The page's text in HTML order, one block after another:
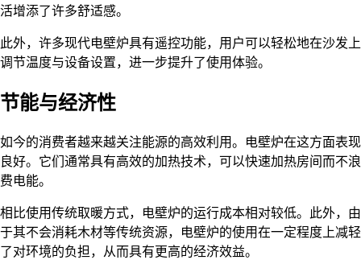
活增添了许多舒适感。
此外，许多现代电壁炉具有遥控功能，用户可以轻松地在沙发上
调节温度与设备设置，进一步提升了使用体验。
节能与经济性
如今的消费者越来越关注能源的高效利用。电壁炉在这方面表现
良好。它们通常具有高效的加热技术，可以快速加热房间而不浪
费电能。
相比使用传统取暖方式，电壁炉的运行成本相对较低。此外，由
于其不会消耗木材等传统资源，电壁炉的使用在一定程度上减轻
了对环境的负担，从而具有更高的经济效益。